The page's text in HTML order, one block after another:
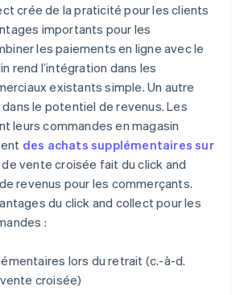
crée de la praticité pour les clients
importants pour les
les paiements en ligne avec le
rend l’intégration dans les
existants simple. Un autre
le potentiel de revenus. Les
leurs commandes en magasin
des achats supplémentaires sur
vente croisée fait du click and
revenus pour les commerçants.
du click and collect pour les
:
lors du retrait (c.-à-d.
croisée)